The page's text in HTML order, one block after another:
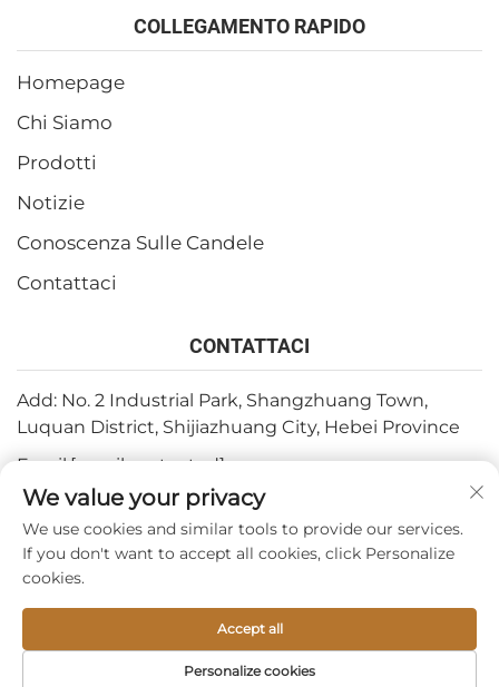
COLLEGAMENTO RAPIDO
Homepage
Chi Siamo
Prodotti
Notizie
Conoscenza Sulle Candele
Contattaci
CONTATTACI
Add: No. 2 Industrial Park, Shangzhuang Town,
Luquan District, Shijiazhuang City, Hebei Province
Email:[email protected]
Tel:+86-15932211838
Fax: +86-(0)311-67909064
Diritti d'autore © 2026 di Shijiazhuang Tabo Candles Sales
Informativa sulla privacy
We value your privacy
We use cookies and similar tools to provide our services.
If you don't want to accept all cookies, click Personalize
cookies.
Personalize cookies
Accept all